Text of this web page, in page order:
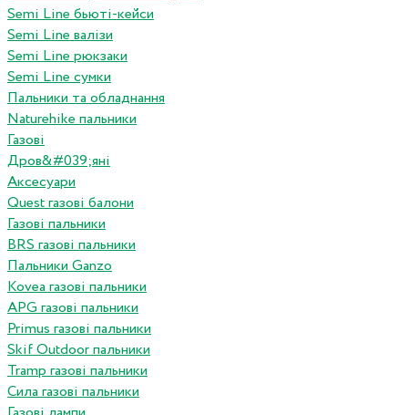
Semi Line бьюті-кейси
Semi Line валізи
Semi Line рюкзаки
Semi Line сумки
Пальники та обладнання
Naturehike пальники
Газові
Дров&#039;яні
Аксесуари
Quest газові балони
Газові пальники
BRS газові пальники
Пальники Ganzo
Kovea газові пальники
APG газові пальники
Primus газові пальники
Skif Outdoor пальники
Tramp газові пальники
Сила газові пальники